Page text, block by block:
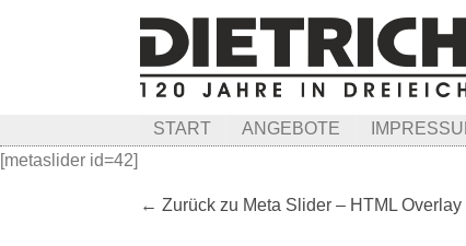
START ANGEBOTE
[metaslider id=42]
← Zurück zu Meta Slider – HTML